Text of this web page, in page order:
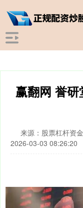
赢翻网 誉
来源：股票杠杆资
2026-03-03 08:26:20